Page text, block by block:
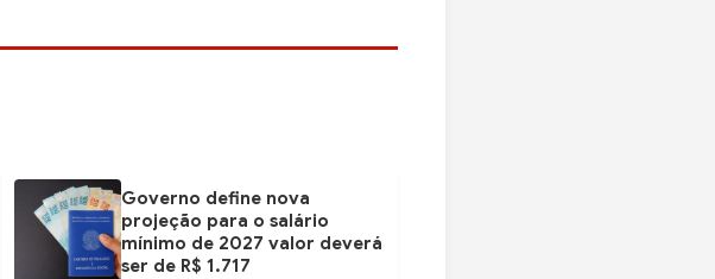
Governo define nova
projeção para o salário
mínimo de 2027 valor deverá
ser de R$ 1.717